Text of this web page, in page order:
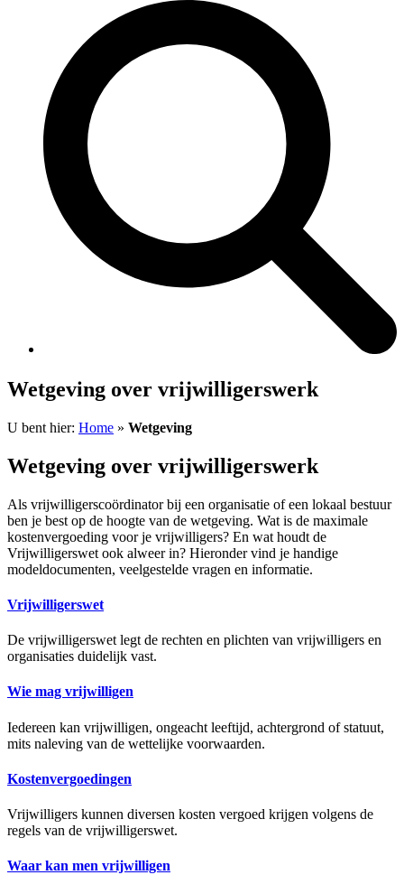
Wetgeving over vrijwilligerswerk
U bent hier: Home » Wetgeving
Wetgeving over vrijwilligerswerk
Als vrijwilligerscoördinator bij een organisatie of een lokaal bestuur
ben je best op de hoogte van de wetgeving. Wat is de maximale
kostenvergoeding voor je vrijwilligers? En wat houdt de
Vrijwilligerswet ook alweer in? Hieronder vind je handige
modeldocumenten, veelgestelde vragen en informatie.
Vrijwilligerswet
De vrijwilligerswet legt de rechten en plichten van vrijwilligers en
organisaties duidelijk vast.
Wie mag vrijwilligen
Iedereen kan vrijwilligen, ongeacht leeftijd, achtergrond of statuut,
mits naleving van de wettelijke voorwaarden.
Kostenvergoedingen
Vrijwilligers kunnen diversen kosten vergoed krijgen volgens de
regels van de vrijwilligerswet.
Waar kan men vrijwilligen